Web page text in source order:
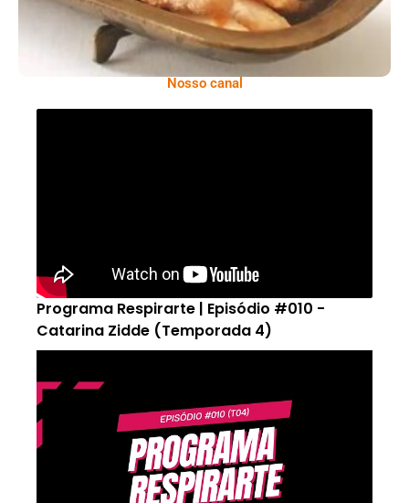
Nosso canal
Programa Respirarte | Episódio #010 -
Catarina Zidde (Temporada 4)